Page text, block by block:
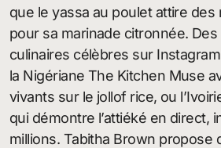
que le yassa au poulet attire des
pour sa marinade citronnée.
culinaires célèbres sur
la Nigériane The Kitchen Muse
vivants sur le jollof rice, ou
qui démontre l’attiéké en direct,
millions. Tabitha Brown propose